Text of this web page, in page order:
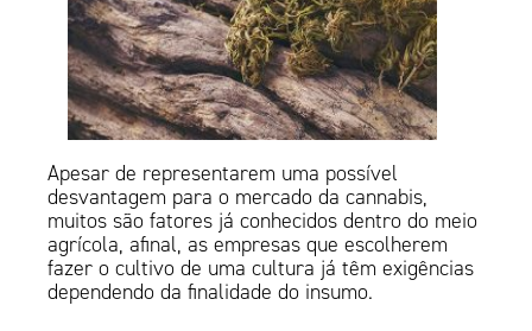
Apesar de representarem uma possível
desvantagem para o mercado da cannabis,
muitos são fatores já conhecidos dentro do meio
agrícola, afinal, as empresas que escolherem
fazer o cultivo de uma cultura já têm exigências
dependendo da finalidade do insumo.